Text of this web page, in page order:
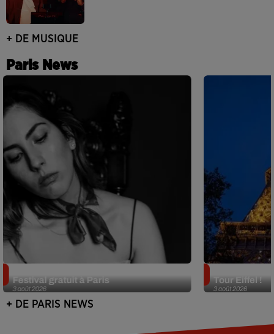
+ DE MUSIQUE
Paris News
3 août 2026
Festival gratuit à Paris
3 août 2026
Tour Eiffel !
+ DE PARIS NEWS